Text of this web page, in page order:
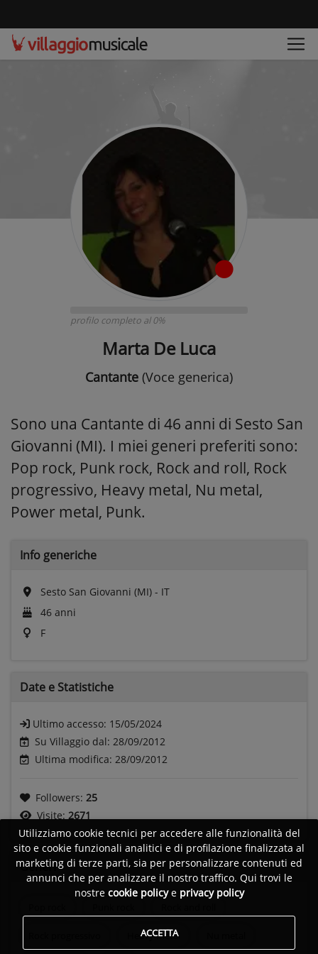
profilo completo al 0%
Marta De Luca
Cantante (Voce generica)
Sono una Cantante di 46 anni di Sesto San
Giovanni (MI). I miei generi preferiti sono:
Pop rock, Punk rock, Rock and roll, Rock
progressivo, Heavy metal, Nu metal,
Power metal, Punk.
Info generiche
Sesto San Giovanni (MI) - IT
46 anni
F
Date e Statistiche
Ultimo accesso: 15/05/2024
Su Villaggio dal: 28/09/2012
Ultima modifica: 28/09/2012
Followers: 25
Visite: 2671
Generi
Heavy metal
Utilizziamo cookie tecnici per accedere alle funzionalità del
sito e cookie funzionali analitici e di profilazione finalizzata al
marketing di terze parti, sia per personalizzare contenuti ed
annunci che per analizzare il nostro traffico. Qui trovi le
nostre cookie policye privacy policy
ACCETTA